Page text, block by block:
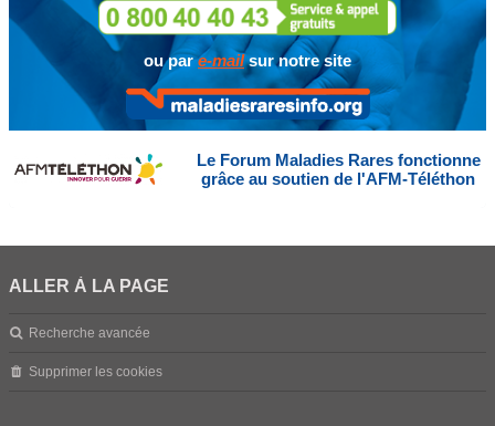
ou pare-mailsur notre site
Le Forum Maladies Rares fonctionne
grâce au soutien de l'AFM-Téléthon
ALLER À LA PAGE
Recherche avancée
Supprimer les cookies